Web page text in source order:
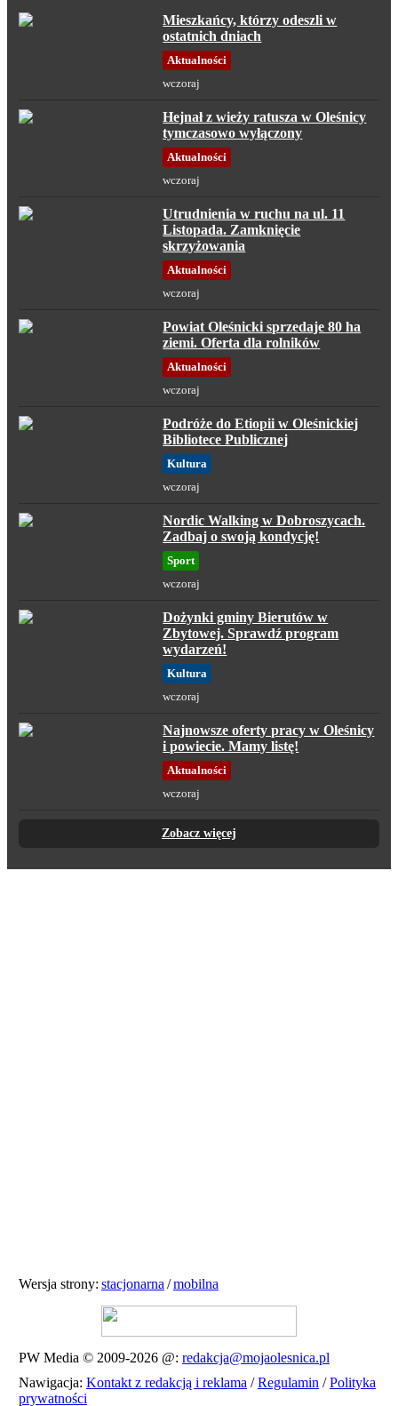
Mieszkańcy, którzy odeszli w
ostatnich dniach
Aktualności
wczoraj
Hejnał z wieży ratusza w Oleśnicy
tymczasowo wyłączony
Aktualności
wczoraj
Utrudnienia w ruchu na ul. 11
Listopada. Zamknięcie
skrzyżowania
Aktualności
wczoraj
Powiat Oleśnicki sprzedaje 80 ha
ziemi. Oferta dla rolników
Aktualności
wczoraj
Podróże do Etiopii w Oleśnickiej
Bibliotece Publicznej
Kultura
wczoraj
Nordic Walking w Dobroszycach.
Zadbaj o swoją kondycję!
Sport
wczoraj
Dożynki gminy Bierutów w
Zbytowej. Sprawdź program
wydarzeń!
Kultura
wczoraj
Najnowsze oferty pracy w Oleśnicy
i powiecie. Mamy listę!
Aktualności
wczoraj
Zobacz więcej
Wersja strony: stacjonarna /mobilna
PW Media © 2009-2026 @: redakcja@mojaolesnica.pl
Nawigacja: Kontakt z redakcją i reklama /Regulamin /Polityka
prywatności